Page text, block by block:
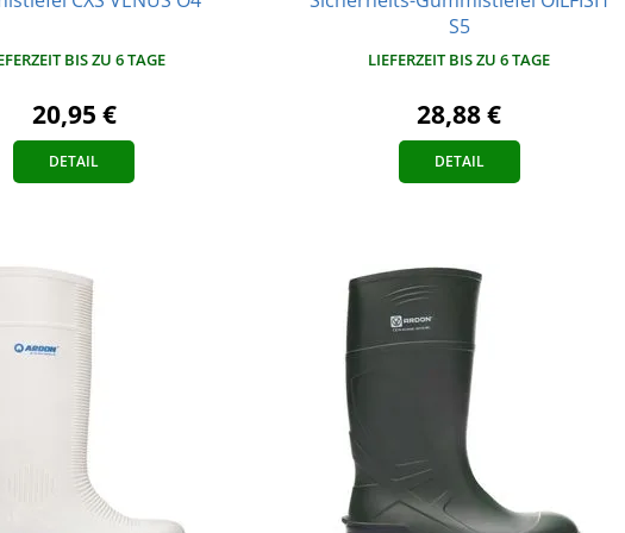
BIS ZU 6 TAGE
20,95 €
DETAIL
S5
LIEFERZEIT BIS ZU 6 TAGE
28,88 €
DETAIL